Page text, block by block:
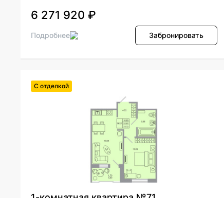
6 271 920 ₽
Подробнее Забронировать
С отделкой